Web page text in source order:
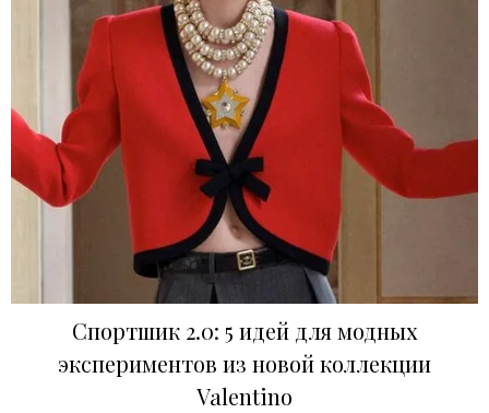
Спортшик 2.0: 5 идей для модных
экспериментов из новой коллекции
Valentino